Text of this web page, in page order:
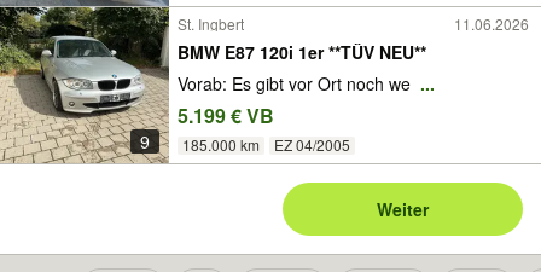
9
St. Ingbert 11.06.2026
BMW E87 120i 1er **TÜV NEU**
Vorab: Es gibt vor Ort noch we ...
5.199 € VB
185.000 km EZ 04/2005
Weiter